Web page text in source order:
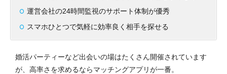
運営会社の24時間監視のサポート体制が優秀
スマホひとつで気軽に効率良く相手を探せる
婚活パーティーなど出会いの場はたくさん開催されています
が、高率さを求めるならマッチングアプリが一番。